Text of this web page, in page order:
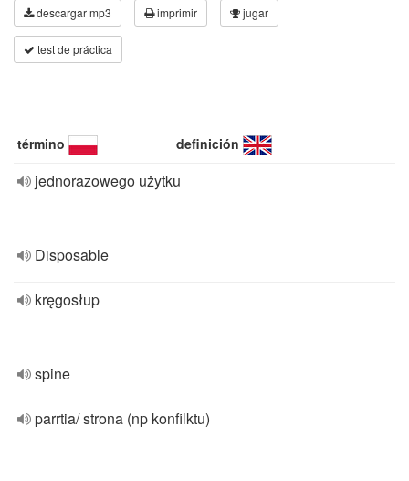
descargar mp3 imprimir jugar
test de práctica
término definición
jednorazowego użytku
Disposable
kręgosłup
spine
parrtia/ strona (np konfilktu)